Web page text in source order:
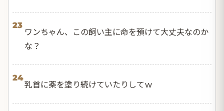
23
ワンちゃん、この飼い主に命を預けて大丈夫なのか
な？
24
乳首に薬を塗り続けていたりしてｗ